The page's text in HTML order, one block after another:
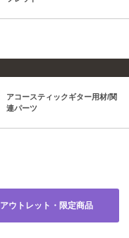
アコースティックギター用材/関
連パーツ
アウトレット・限定商品